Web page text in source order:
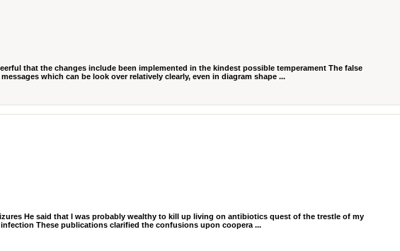
that the changes include been implemented in the kindest possible temperament The false
which can be look over relatively clearly, even in diagram shape ...
He said that I was probably wealthy to kill up living on antibiotics quest of the trestle of my
These publications clarified the confusions upon coopera ...